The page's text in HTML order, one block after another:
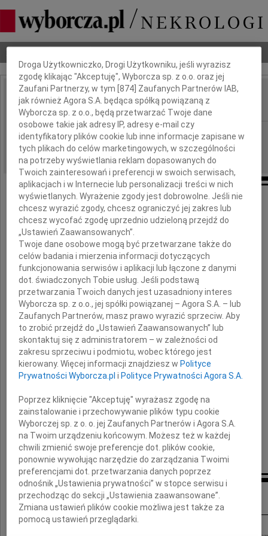
IMIĘ I NAZWISKO: Krystyna Bochenek
REGION: Katowice, cała Polska
DATA EMISJI: 14.04.2010
10 kwietnia 2010 roku zginęła tragicznie
Krystyna Bochenek
senator RP
Profesorowi
Andrzejowi Bochenkowi
składają
Krystyna Zachwatowicz i Andrzej Wajda
Inne kondolencje
Dbamy o Twoją prywatność
Droga Użytkowniczko, Drogi Użytkowniku, jeśli wyrazisz
zgodę klikając "Akceptuję", Wyborcza sp. z o.o. oraz jej
Zaufani Partnerzy, w tym [874 ] Zaufanych Partnerów IAB,
jak również Agora S.A. będąca spółką powiązaną z
Wyborcza sp. z o.o., będą przetwarzać Twoje dane
osobowe takie jak adresy IP, adresy e-mail czy
identyfikatory plików cookie lub inne informacje zapisane w
tych plikach do celów marketingowych, w szczególności
na potrzeby wyświetlania reklam dopasowanych do
Twoich zainteresowań i preferencji w swoich serwisach,
aplikacjach i w Internecie lub personalizacji treści w nich
wyświetlanych. Wyrażenie zgody jest dobrowolne. Jeśli nie
chcesz wyrazić zgody, chcesz ograniczyć jej zakres lub
chcesz wycofać zgodę uprzednio udzieloną przejdź do
„Ustawień Zaawansowanych”.
Twoje dane osobowe mogą być przetwarzane także do
celów badania i mierzenia informacji dotyczących
funkcjonowania serwisów i aplikacji lub łączone z danymi
dot. świadczonych Tobie usług. Jeśli podstawą
przetwarzania Twoich danych jest uzasadniony interes
Wyborcza sp. z o.o., jej spółki powiązanej – Agora S.A. – lub
Zaufanych Partnerów, masz prawo wyrazić sprzeciw. Aby
to zrobić przejdź do „Ustawień Zaawansowanych” lub
skontaktuj się z administratorem – w zależności od
zakresu sprzeciwu i podmiotu, wobec którego jest
kierowany. Więcej informacji znajdziesz w Polityce
Prywatności Wyborcza.pl i Polityce Prywatności Agora S.A.
Poprzez kliknięcie "Akceptuję" wyrażasz zgodę na
zainstalowanie i przechowywanie plików typu cookie
Wyborczej sp. z o. o. jej Zaufanych Partnerów i Agora S.A.
na Twoim urządzeniu końcowym. Możesz też w każdej
chwili zmienić swoje preferencje dot. plików cookie,
ponownie wywołując narzędzie do zarządzania Twoimi
preferencjami dot. przetwarzania danych poprzez
odnośnik „Ustawienia prywatności” w stopce serwisu i
przechodząc do sekcji „Ustawienia zaawansowane”.
Zmiana ustawień plików cookie możliwa jest także za
pomocą ustawień przeglądarki.